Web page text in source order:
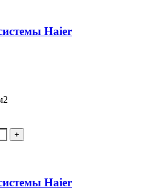
Haier
Haier